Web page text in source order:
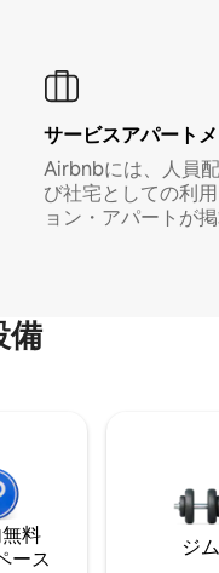
サービスアパート
Airbnbには、人員
び社宅としての利
ョン・アパートが
備
料
ー⁠ス
ジム